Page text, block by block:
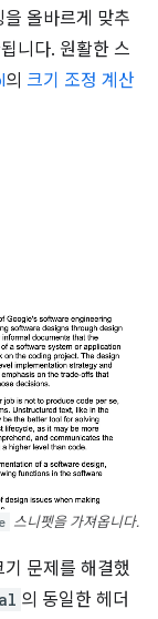
올바르게 맞추
니다. 원활한 스
의 크기 조정 계산
스니펫을 가져옵니다.
문제를 해결했
의 동일한 헤더